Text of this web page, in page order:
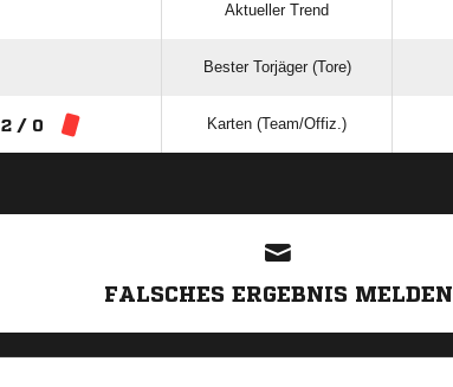
Aktueller Trend
Bester Torjäger (Tore)
2 / 0 Karten (Team/Offiz.)
FALSCHES ERGEBNIS MELDEN